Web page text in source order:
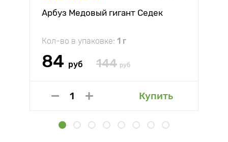
Арбуз Медовый гигант Седек
Кол-во в упаковке: 1 г
84 руб 144 руб
Купить